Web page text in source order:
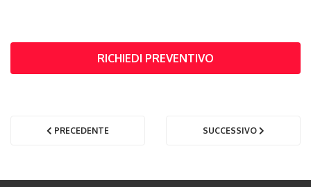
RICHIEDI PREVENTIVO
PRECEDENTE SUCCESSIVO